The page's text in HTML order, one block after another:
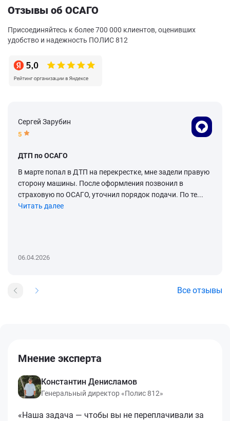
Отзывы об ОСАГО
Присоединяйтесь к более 700 000 клиентов, оценивших
удобство и надежность ПОЛИС 812
Сергей Зарубин
5
ДТП по ОСАГО
В марте попал в ДТП на перекрестке, мне задели правую
сторону машины. После оформления позвонил в
страховую по ОСАГО, уточнил порядок подачи. По те...
Читать далее
06.04.2026
Все отзывы
Мнение эксперта
Константин Денисламов
Генеральный директор «Полис 812»
«Наша задача — чтобы вы не переплачивали за